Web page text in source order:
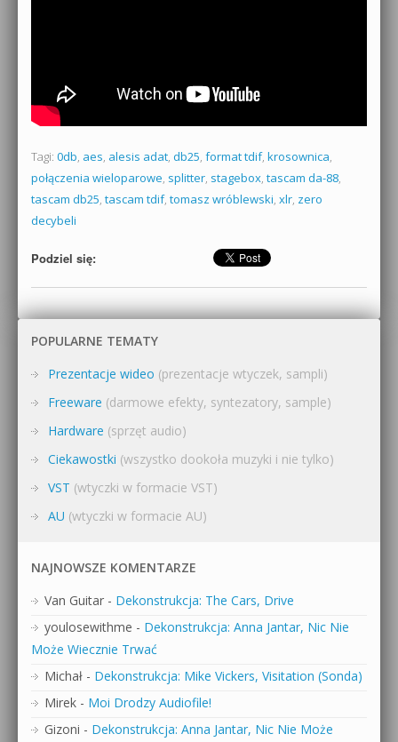
Tagi: 0db, aes, alesis adat, db25, format tdif, krosownica,
połączenia wieloparowe, splitter, stagebox, tascam da-88,
tascam db25, tascam tdif, tomasz wróblewski, xlr, zero
decybeli
Podziel się:
POPULARNE TEMATY
Prezentacje wideo (prezentacje wtyczek, sampli)
Freeware (darmowe efekty, syntezatory, sample)
Hardware (sprzęt audio)
Ciekawostki (wszystko dookoła muzyki i nie tylko)
VST (wtyczki w formacie VST)
AU (wtyczki w formacie AU)
NAJNOWSZE KOMENTARZE
Van Guitar - Dekonstrukcja: The Cars, Drive
youlosewithme - Dekonstrukcja: Anna Jantar, Nic Nie
Może Wiecznie Trwać
Michał - Dekonstrukcja: Mike Vickers, Visitation (Sonda)
Mirek - Moi Drodzy Audiofile!
Gizoni - Dekonstrukcja: Anna Jantar, Nic Nie Może